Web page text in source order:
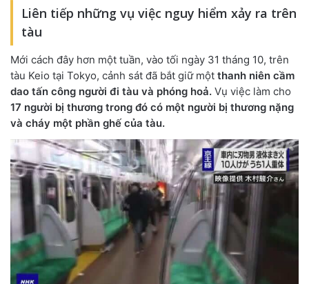
Liên tiếp những vụ việc nguy hiểm xảy ra trên
tàu
Mới cách đây hơn một tuần, vào tối ngày 31 tháng 10, trên
tàu Keio tại Tokyo, cảnh sát đã bắt giữ một thanh niên cầm
dao tấn công người đi tàu và phóng hoả. Vụ việc làm cho
17 người bị thương trong đó có một người bị thương nặng
và cháy một phần ghế của tàu.